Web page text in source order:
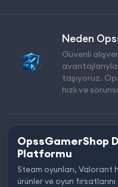
Neden
Güvenli
taşıyoruz.
hızlı ve
OpssGamerShop
Platformu
Steam oyunları, Valorant
ürünler ve oyun